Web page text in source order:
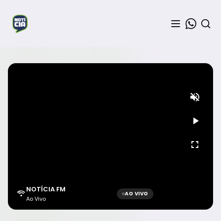
NOTÍCIA FM
Ao Vivo
AO VIVO